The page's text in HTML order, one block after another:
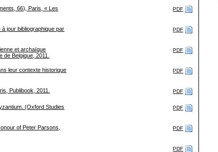
66), Paris, « Les
PDF
jour bibliographique par
PDF
et archaïque
Belgique, 2011.
PDF
leur contexte historique
PDF
Publibook, 2011.
PDF
(Oxford Studies
PDF
of Peter Parsons,
PDF
PDF